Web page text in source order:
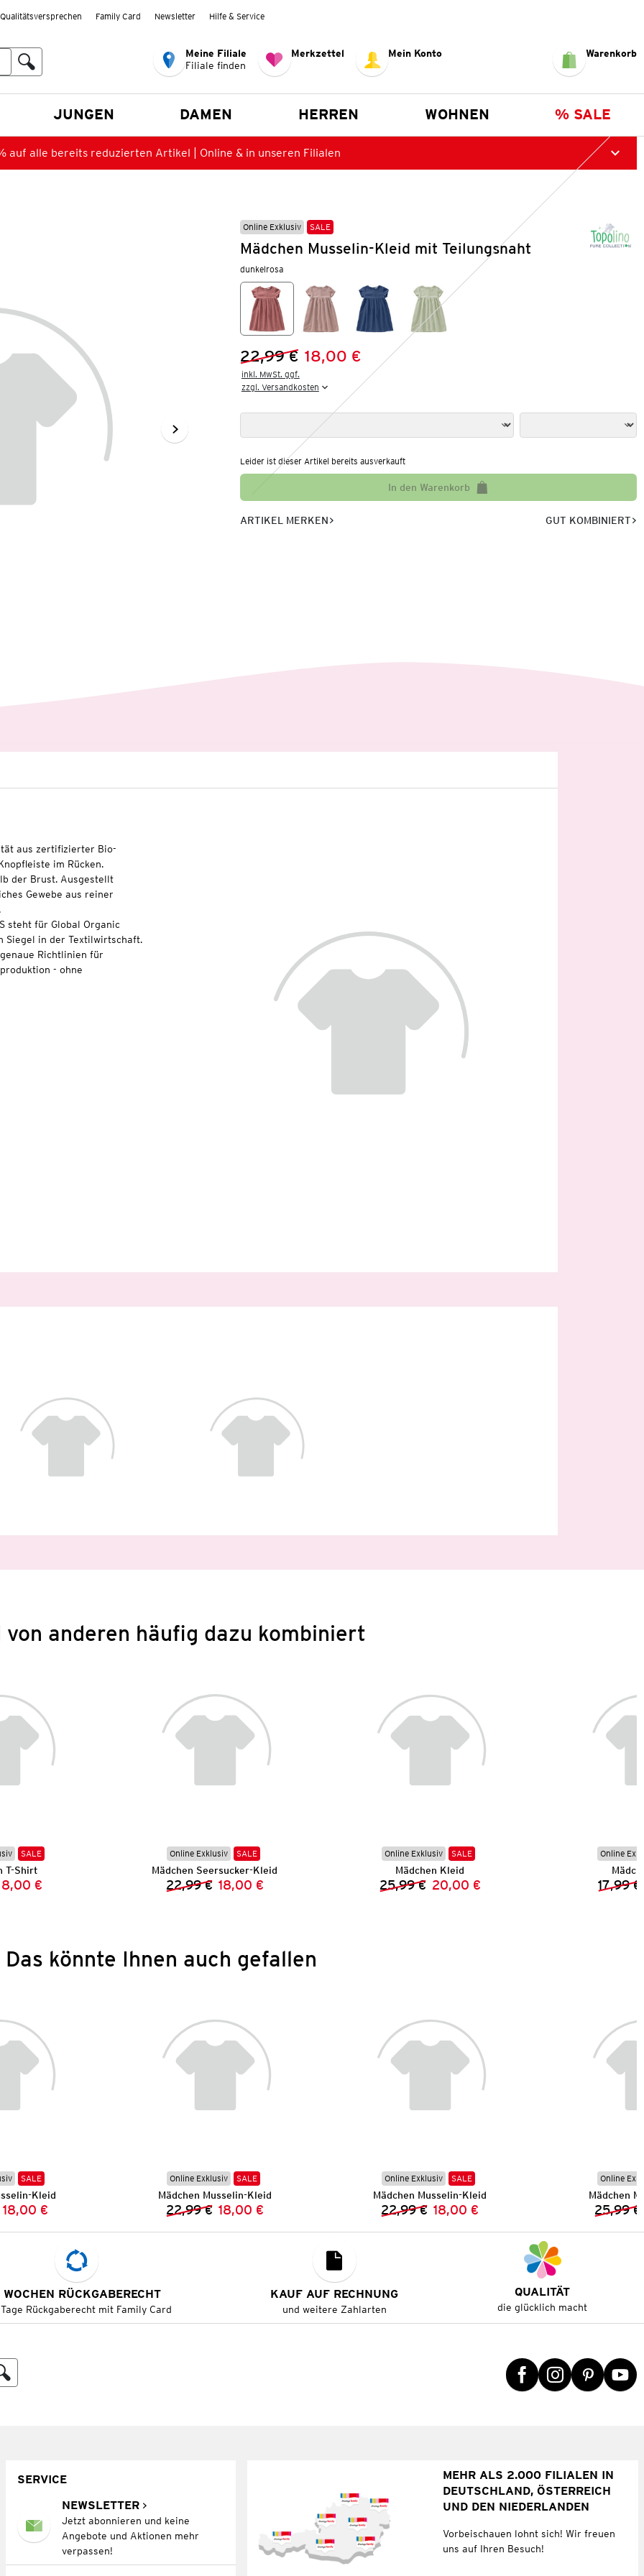
Qualitätsversprechen Family Card Newsletter Hilfe & Service
Meine Filiale
Filiale finden
Merkzettel Mein Konto Warenkorb
JUNGEN DAMEN HERREN WOHNEN % SALE
auf alle bereits reduzierten Artikel | Online & in unseren Filialen
Online Exklusiv SALE
Mädchen Musselin-Kleid mit Teilungsnaht
dunkelrosa
Vorheriger Preis:
22,99 €
Neuer Preis:18,00 €
inkl. MwSt. ggf.
zzgl. Versandkosten
Leider ist dieser Artikel bereits ausverkauft
In den Warenkorb
ARTIKEL MERKEN GUT KOMBINIERT
aus zertifizierter Bio-
im Rücken.
der Brust. Ausgestellt
Gewebe aus reiner
steht für Global Organic
Siegel in der Textilwirtschaft.
Richtlinien für
- ohne
von anderen häufig dazu kombiniert
SALE
T-Shirt
Vorheriger Preis:
Neuer Preis:
8,00 €
Online Exklusiv SALE
Mädchen Seersucker-Kleid
Vorheriger Preis:
22,99 € Neuer Preis:
18,00 €
Online Exklusiv SALE
Mädchen Kleid
Vorheriger Preis:
25,99 € Neuer Preis:
20,00 €
Online
17,99 €
Das könnte Ihnen auch gefallen
SALE
Kleid
Vorheriger Preis:
Neuer Preis:
18,00 €
Online Exklusiv SALE
Mädchen Musselin-Kleid
Vorheriger Preis:
22,99 € Neuer Preis:
18,00 €
Online Exklusiv SALE
Mädchen Musselin-Kleid
Vorheriger Preis:
22,99 € Neuer Preis:
18,00 €
Online
Mädchen
25,99 €
RÜCKGABERECHT
Rückgaberecht mit Family Card
KAUF AUF RECHNUNG
und weitere Zahlarten
QUALITÄT
die glücklich macht
SERVICE
NEWSLETTER
Jetzt abonnieren und keine
Angebote und Aktionen mehr
verpassen!
MEHR ALS 2.000 FILIALEN IN
DEUTSCHLAND, ÖSTERREICH
UND DEN NIEDERLANDEN
Vorbeischauen lohnt sich! Wir freuen
uns auf Ihren Besuch!